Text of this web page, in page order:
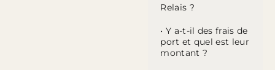
Relais ?
• Y a-t-il des frais de
port et quel est leur
montant ?